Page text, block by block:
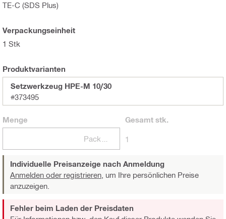
TE-C (SDS Plus)
Verpackungseinheit
1 Stk
Produktvarianten
Setzwerkzeug HPE-M 10/30
#373495
Menge Gesamtstk.
1
Individuelle Preisanzeige nach Anmeldung
Anmelden oder registrieren, um Ihre persönlichen Preise
anzuzeigen.
Fehler beim Laden der Preisdaten